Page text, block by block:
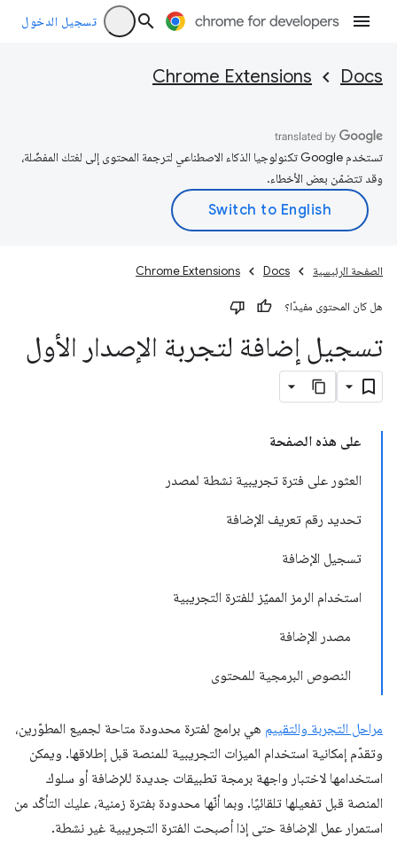
تسجيل الدخول
Docs
Chrome Extensions
تستخدم Google تكنولوجيا الذكاء الاصطناعي لترجمة المحتوى إلى لغتك المفضّلة،
وقد تتضمّن بعض الأخطاء.
الصفحة الرئيسية Docs
Chrome Extensions
هل كان المحتوى مفيدًا؟
تسجيل إضافة لتجربة الإصدار الأول
على هذه الصفحة
العثور على فترة تجريبية نشطة لمصدر
تحديد رقم تعريف الإضافة
تسجيل الإضافة
استخدام الرمز المميّز للفترة التجريبية
مصدر الإضافة
النصوص البرمجية للمحتوى
مراحل التجربة والتقييم هي برامج لفترة محدودة متاحة لجميع المطوّرين،
وتقدّم إمكانية استخدام الميزات التجريبية للمنصة قبل إطلاقها. ويمكن
استخدامها لاختبار واجهة برمجة تطبيقات جديدة للإضافة أو سلوك
المنصة قبل تفعيلها تلقائيًا. وبما أنّها محدودة بفترة زمنية، عليك التأكّد من
استمرار عمل الإضافة حتى إذا أصبحت الفترة التجريبية غير نشطة.